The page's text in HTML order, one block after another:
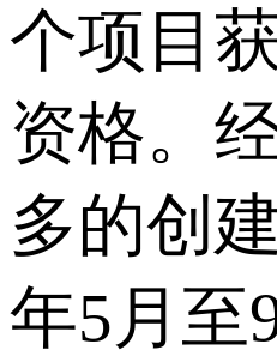
个项目
资格。
多的创
年5月至